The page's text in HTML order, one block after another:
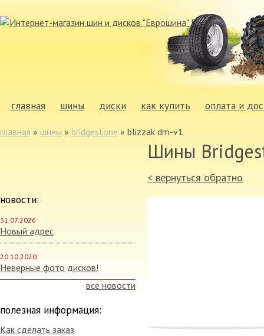
главная шины диски как купить оплата и
главная » шины » bridgestone » blizzak dm-v1
новости:
31.07.2026
Новый адрес
20.10.2020
Неверные фото дисков!
все новости
полезная информация:
Как сделать заказ
Шины
< вернуться обратно